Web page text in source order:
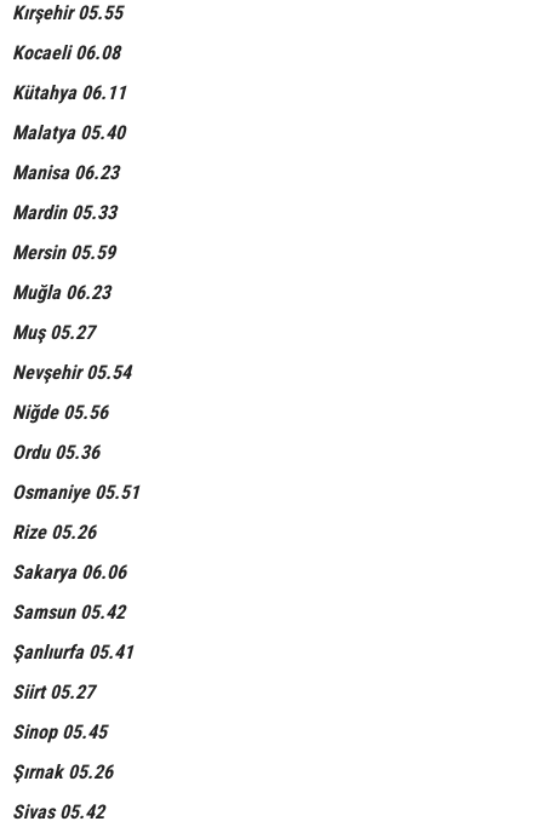
Kırşehir 05.55
Kocaeli 06.08
Kütahya 06.11
Malatya 05.40
Manisa 06.23
Mardin 05.33
Mersin 05.59
Muğla 06.23
Muş 05.27
Nevşehir 05.54
Niğde 05.56
Ordu 05.36
Osmaniye 05.51
Rize 05.26
Sakarya 06.06
Samsun 05.42
Şanlıurfa 05.41
Siirt 05.27
Sinop 05.45
Şırnak 05.26
Sivas 05.42